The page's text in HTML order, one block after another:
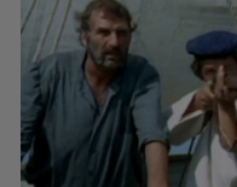
TELEȘCOALA: Limba